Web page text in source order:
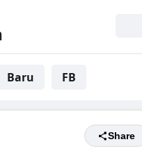
Baru FB
Share